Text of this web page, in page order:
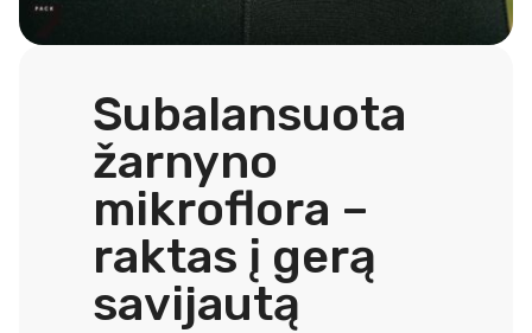
Subalansuota
žarnyno
mikroflora –
raktas į gerą
savijautą